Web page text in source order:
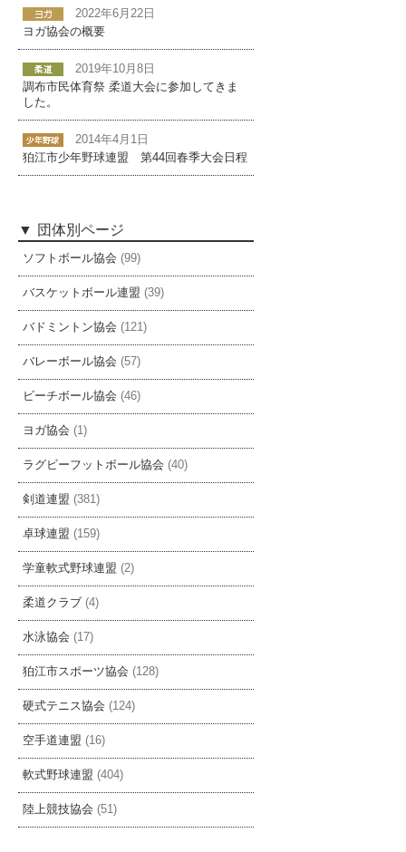
2022年6月22日
ヨガ協会の概要
2019年10月8日
調布市民体育祭 柔道大会に参加してきま
した。
2014年4月1日
狛江市少年野球連盟 第44回春季大会日程
団体別ページ
ソフトボール協会 (99)
バスケットボール連盟 (39)
バドミントン協会 (121)
バレーボール協会 (57)
ビーチボール協会 (46)
ヨガ協会 (1)
ラグビーフットボール協会 (40)
剣道連盟 (381)
卓球連盟 (159)
学童軟式野球連盟 (2)
柔道クラブ (4)
水泳協会 (17)
狛江市スポーツ協会 (128)
硬式テニス協会 (124)
空手道連盟 (16)
軟式野球連盟 (404)
陸上競技協会 (51)